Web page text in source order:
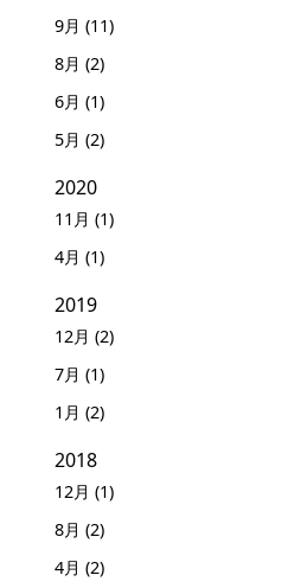
9月 (11)
8月 (2)
6月 (1)
5月 (2)
2020
11月 (1)
4月 (1)
2019
12月 (2)
7月 (1)
1月 (2)
2018
12月 (1)
8月 (2)
4月 (2)